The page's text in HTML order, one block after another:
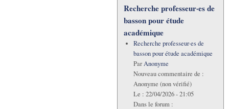
Recherche professeur·es de
basson pour étude
académique
Recherche professeur·es de
basson pour étude académique
ParAnonyme
Nouveau commentaire de :
Anonyme (non vérifié)
Le : 22/04/2026 - 21:05
Dans le forum :